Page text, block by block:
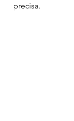
precisa.